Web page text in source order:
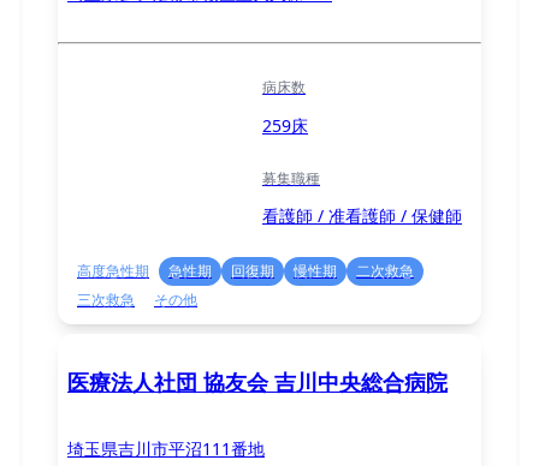
病床数
259床
募集職種
看護師 / 准看護師 / 保健師
高度急性期 急性期 回復期 慢性期
二次救急
三次救急
その他
医療法人社団 協友会 吉川中央総合病院
埼玉県吉川市平沼111番地